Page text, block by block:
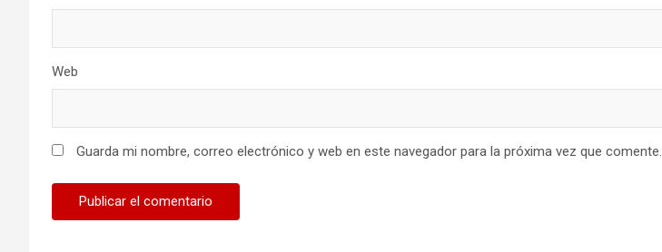
Web
Guarda mi nombre, correo electrónico y web en este navegador para la próxima vez que comente.